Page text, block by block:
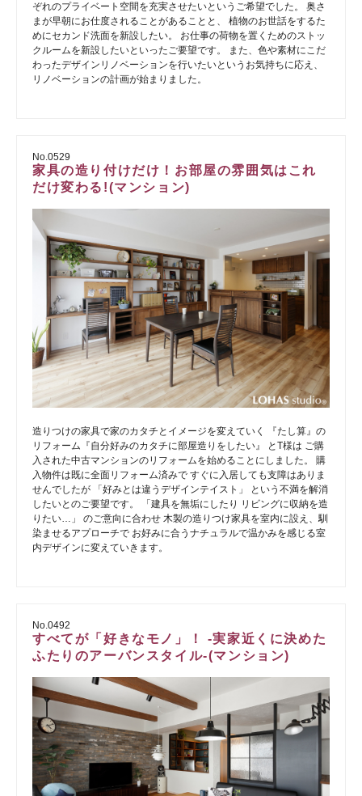
ぞれのプライベート空間を充実させたいというご希望でした。 奥さ
まが早朝にお仕度されることがあることと、 植物のお世話をするた
めにセカンド洗面を新設したい。 お仕事の荷物を置くためのストッ
クルームを新設したいといったご要望です。 また、色や素材にこだ
わったデザインリノベーションを行いたいというお気持ちに応え、
リノベーションの計画が始まりました。
No.0529
家具の造り付けだけ！お部屋の雰囲気はこれ
だけ変わる!(マンション)
造りつけの家具で家のカタチとイメージを変えていく 『たし算』の
リフォーム『自分好みのカタチに部屋造りをしたい』 とT様は ご購
入された中古マンションのリフォームを始めることにしました。 購
入物件は既に全面リフォーム済みで すぐに入居しても支障はありま
せんでしたが 「好みとは違うデザインテイスト」 という不満を解消
したいとのご要望です。 「建具を無垢にしたり リビングに収納を造
りたい…」 のご意向に合わせ 木製の造りつけ家具を室内に設え、馴
染ませるアプローチで お好みに合うナチュラルで温かみを感じる室
内デザインに変えていきます。
No.0492
すべてが「好きなモノ」！ -実家近くに決めた
ふたりのアーバンスタイル-(マンション)